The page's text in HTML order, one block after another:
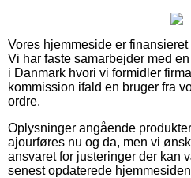
Vores hjemmeside er
Vi har faste samarbejder med
i Danmark hvori vi formidler
kommission ifald en bruger fra
ordre.
Oplysninger angående
ajourføres nu og da, men vi
ansvaret for justeringer der kan
senest opdaterede